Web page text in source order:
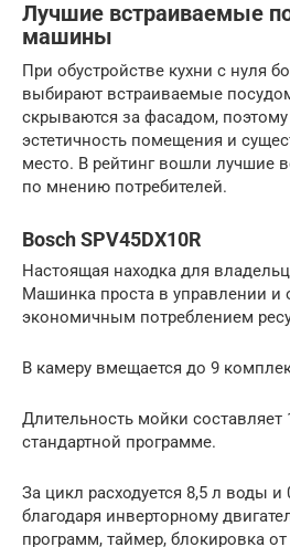
Лучшие встраиваемые
машины
При обустройстве кухни с нуля
выбирают встраиваемые
скрываются за фасадом,
эстетичность помещения и
место. В рейтинг вошли лучшие
по мнению потребителей.
Bosch SPV45DX10R
Настоящая находка для
Машинка проста в управлении и
экономичным потреблением
В камеру вмещается до 9
Длительность мойки составляет
стандартной программе.
За цикл расходуется 8,5 л воды и
благодаря инверторному
программ, таймер, блокировка